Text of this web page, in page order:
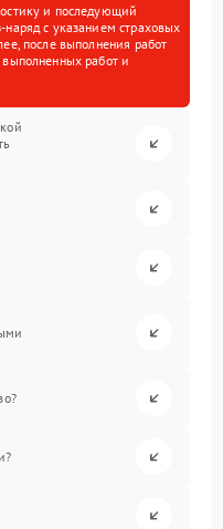
и последующий
наряд с указанием страховых
после выполнения работ
работ и